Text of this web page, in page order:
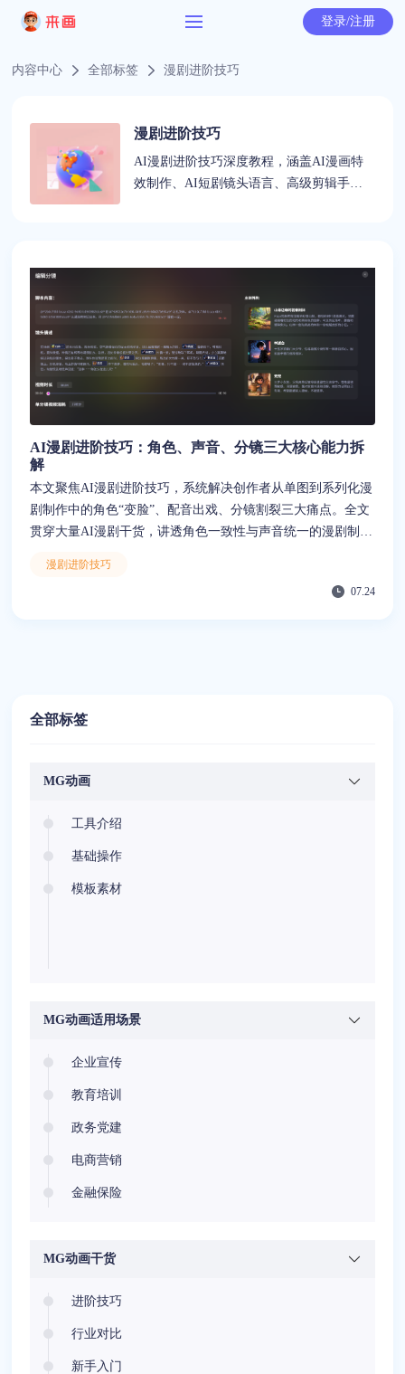
登录/注册
内容中心 全部标签 漫剧进阶技巧
漫剧进阶技巧
AI漫剧进阶技巧深度教程，涵盖AI漫画特
效制作、AI短剧镜头语言、高级剪辑手法
AI漫剧进阶技巧：角色、声音、分镜三大核心能力拆
解
本文聚焦AI漫剧进阶技巧，系统解决创作者从单图到系列化漫
剧制作中的角色“变脸”、配音出戏、分镜割裂三大痛点。全文
贯穿大量AI漫剧干货，讲透角色一致性与声音统一的漫剧制作
出系列化内容。
漫剧进阶技巧
07.24
全部标签
MG动画
工具介绍
基础操作
模板素材
MG动画适用场景
企业宣传
教育培训
政务党建
电商营销
金融保险
安全教育
MG动画干货
进阶技巧
行业对比
新手入门